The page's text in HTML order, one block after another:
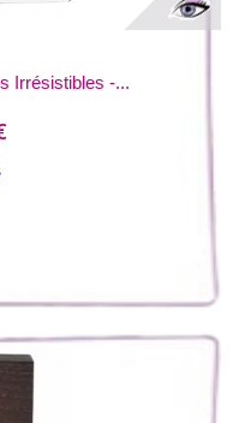
Irrésistibles -...